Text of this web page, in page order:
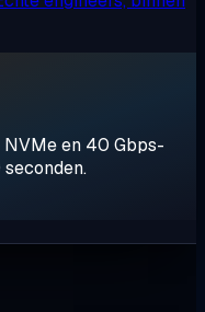
NVMe en 40 Gbps-